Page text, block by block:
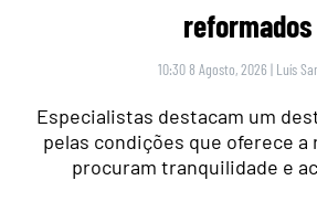
reformados
10:30 8 Agosto, 2026 | Luís
Especialistas destacam um
pelas condições que oferece a
procuram tranquilidade e